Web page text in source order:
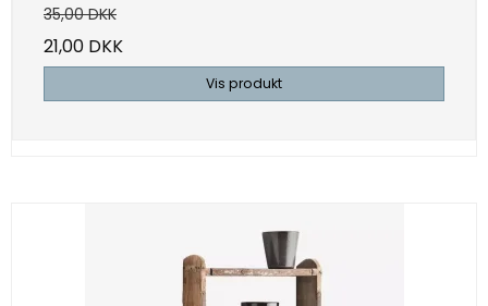
35,00 DKK
21,00 DKK
Vis produkt